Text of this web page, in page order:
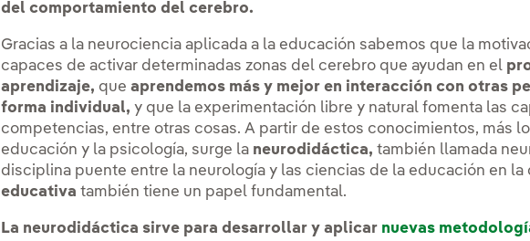
del comportamiento del cerebro.
Gracias a la neurociencia aplicada a la educación sabemos que la
capaces de activar determinadas zonas del cerebro que ayudan en el
aprendizaje, queaprendemos más y mejor en interacción con otras
forma individual, y que la experimentación libre y natural fomenta las
competencias, entre otras cosas. A partir de estos conocimientos, más
educación y la psicología, surge la neurodidáctica, también llamada
disciplina puente entre la neurología y las ciencias de la educación en la
educativa también tiene un papel fundamental.
La neurodidáctica sirve para desarrollar y aplicar nuevas